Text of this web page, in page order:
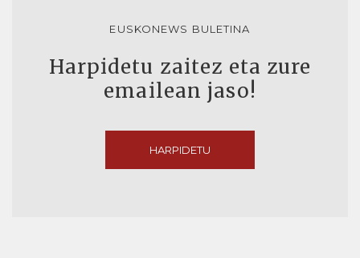
EUSKONEWS BULETINA
Harpidetu zaitez eta zure
emailean jaso!
HARPIDETU